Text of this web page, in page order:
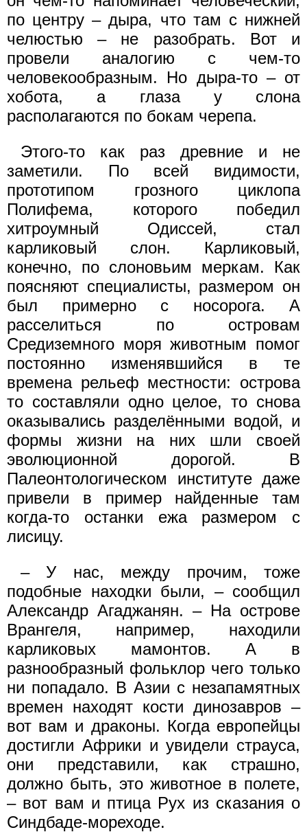
по центру – дыра, что там с нижней
челюстью – не разобрать. Вот и
провели аналогию с чем-то
человекообразным. Но дыра-то – от
хобота, а глаза у слона
располагаются по бокам черепа.
Этого-то как раз древние и не
заметили. По всей видимости,
прототипом грозного циклопа
Полифема, которого победил
хитроумный Одиссей, стал
карликовый слон. Карликовый,
конечно, по слоновьим меркам. Как
поясняют специалисты, размером он
был примерно с носорога. А
расселиться по островам
Средиземного моря животным помог
постоянно изменявшийся в те
времена рельеф местности: острова
то составляли одно целое, то снова
оказывались разделёнными водой, и
формы жизни на них шли своей
эволюционной дорогой. В
Палеонтологическом институте даже
привели в пример найденные там
когда-то останки ежа размером с
лисицу.
– У нас, между прочим, тоже
подобные находки были, – сообщил
Александр Агаджанян. – На острове
Врангеля, например, находили
карликовых мамонтов. А в
разнообразный фольклор чего только
ни попадало. В Азии с незапамятных
времен находят кости динозавров –
вот вам и драконы. Когда европейцы
достигли Африки и увидели страуса,
они представили, как страшно,
должно быть, это животное в полете,
– вот вам и птица Рух из сказания о
Синдбаде-мореходе.